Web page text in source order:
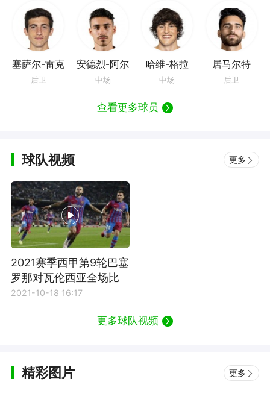
塞萨尔-雷克
尼
后卫
安德烈-阿尔
梅达
中场
哈维-格拉
中场
居马尔特
后卫
查看更多球员
球队视频 更多
2021赛季西甲第9轮巴塞
罗那对瓦伦西亚全场比
赛集锦
2021-10-18 16:17
更多球队视频
精彩图片 更多